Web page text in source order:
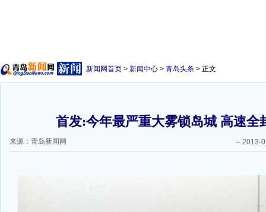
新闻网首页 > 新闻中心 > 青岛头条 > 正文
首发:今年最严重大雾锁岛城 高速全
来源：青岛新闻网 -- 2013-